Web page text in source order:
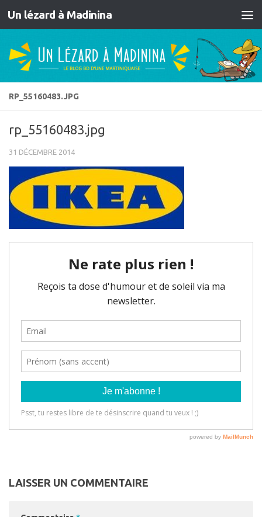
Skip to content
Un lézard à Madinina
RP_55160483.JPG
rp_55160483.jpg
31 DÉCEMBRE 2014
LAISSER UN COMMENTAIRE